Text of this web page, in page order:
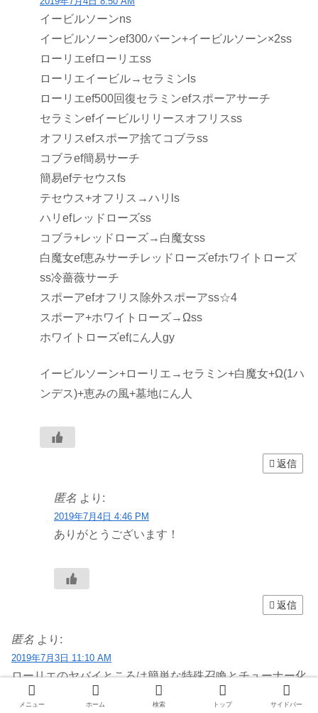
イービルソーンns
イービルソーンef300バーン+イービルソーン×2ss
ローリエefローリエss
ローリエイービル→セラミンls
ローリエef500回復セラミンefスポーアサーチ
セラミンefイービルリリースオフリスss
オフリスefスポーア捨てコブラss
コブラef簡易サーチ
簡易efテセウスfs
テセウス+オフリス→ハリls
ハリefレッドローズss
コブラ+レッドローズ→白魔女ss
白魔女ef恵みサーチレッドローズefホワイトローズ
ss冷薔薇サーチ
スポーアefオフリス除外スポーアss☆4
スポーア+ホワイトローズ→Ωss
ホワイトローズefにん人gy
イービルソーン+ローリエ→セラミン+白魔女+Ω(1ハ
ンデス)+恵みの風+墓地にん人
返信
匿名 より:
2019年7月4日 4:46 PM
ありがとうございます！
返信
匿名 より:
2019年7月3日 11:10 AM
ローリエのヤバイところは簡単な特殊召喚とチューナー化
の後に何の制限がない所だと思います。
メニュー ホーム 検索 トップ サイドバー